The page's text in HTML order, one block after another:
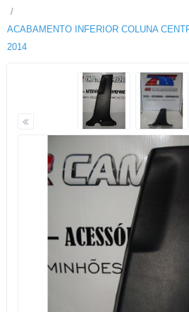
ACABAMENTO INFERIOR COLUNA
2014